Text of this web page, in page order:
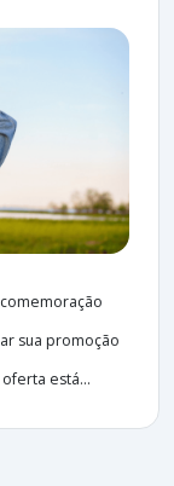
sua promoção
está...